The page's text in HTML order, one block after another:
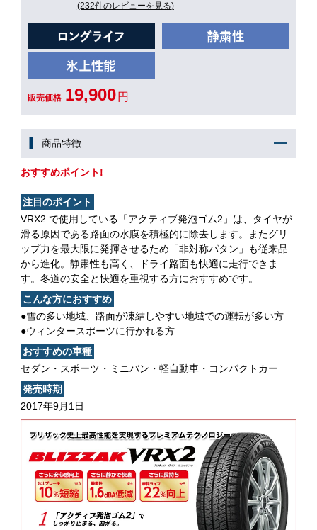
(232件のレビューを見る)
販売価格 19,900 円
商品特徴
おすすめポイント!
注目のポイント
VRX2 で使用している「アクティブ発泡ゴム2」は、タイヤが
滑る原因である路面の水膜を積極的に除去します。またグリ
ップ力を最大限に発揮させるため「非対称パタン」も従来品
から進化。静粛性も高く、ドライ路面も快適に走行できま
す。冬道の安全と快適を重視する方におすすめです。
こんな方におすすめ
●雪の多い地域、路面が凍結しやすい地域での運転が多い方
●ウィンタースポーツに行かれる方
おすすめの車種
セダン・スポーツ・ミニバン・軽自動車・コンパクトカー
発売時期
2017年9月1日